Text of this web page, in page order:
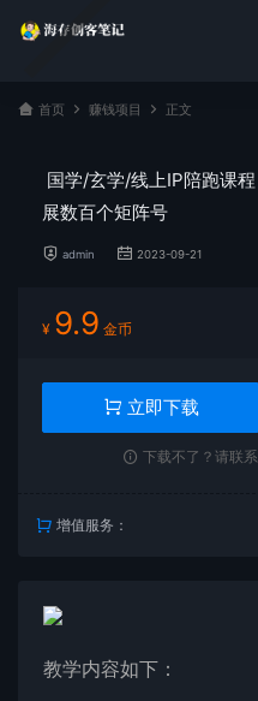
首页 赚钱项目 正文
国学/玄学/线上IP陪跑课
展数百个矩阵号
admin 2023-09-21
¥ 9.9 金币
立即下载
下载不了？请联
增值服务：
教学内容如下：